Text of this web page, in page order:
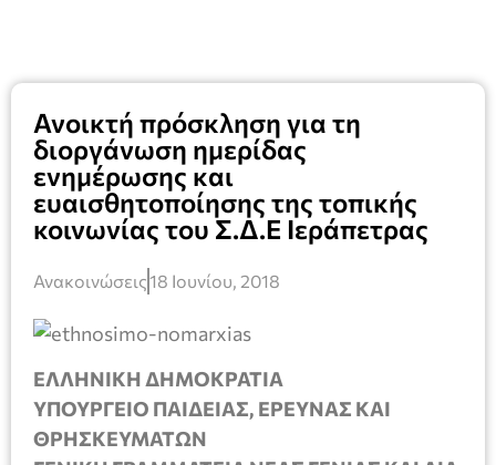
Ανοικτή πρόσκληση για τη
διοργάνωση ημερίδας
ενημέρωσης και
ευαισθητοποίησης της τοπικής
κοινωνίας του Σ.Δ.Ε Ιεράπετρας
Ανακοινώσεις18 Ιουνίου, 2018
ΕΛΛΗΝΙΚΗ ΔΗΜΟΚΡΑΤΙΑ
ΥΠΟΥΡΓΕΙΟ ΠΑΙΔΕΙΑΣ, ΕΡΕΥΝΑΣ ΚΑΙ
ΘΡΗΣΚΕΥΜΑΤΩΝ